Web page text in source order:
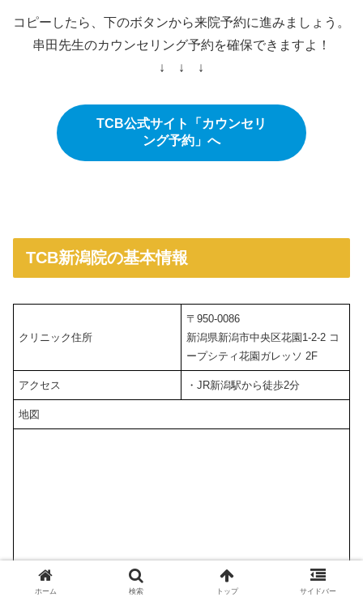
コピーしたら、下のボタンから来院予約に進みましょう。
串田先生のカウンセリング予約を確保できますよ！
↓ ↓ ↓
TCB公式サイト「カウンセリ
ング予約」へ
TCB新潟院の基本情報
クリニック住所
〒950-0086
新潟県新潟市中央区花園1-2-2 コ
ープシティ花園ガレッソ 2F
アクセス ・JR新潟駅から徒歩2分
地図
ホーム 検索 トップ サイドバー